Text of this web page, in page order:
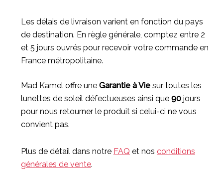
Les délais de livraison varient en fonction du pays
de destination. En règle générale, comptez entre 2
et 5 jours ouvrés pour recevoir votre commande en
France métropolitaine.
Mad Kamel offre une Garantie à Viesur toutes les
lunettes de soleil défectueuses ainsi que 90jours
pour nous retourner le produit si celui-ci ne vous
convient pas.
Plus de détail dans notre FAQ et nos conditions
générales de vente.